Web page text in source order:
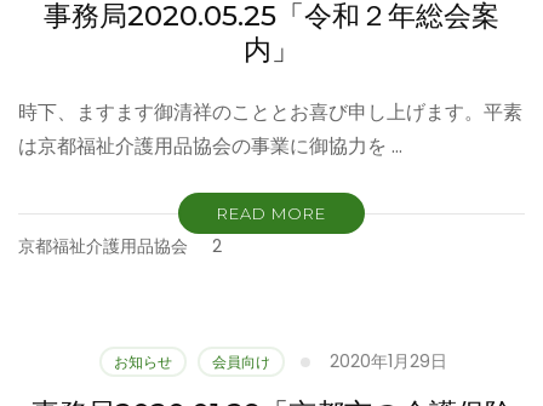
事務局2020.05.25「令和２年総会案
内」
時下、ますます御清祥のこととお喜び申し上げます。平素
は京都福祉介護用品協会の事業に御協力を …
READ MORE
京都福祉介護用品協会 2
お知らせ 会員向け 2020年1月29日